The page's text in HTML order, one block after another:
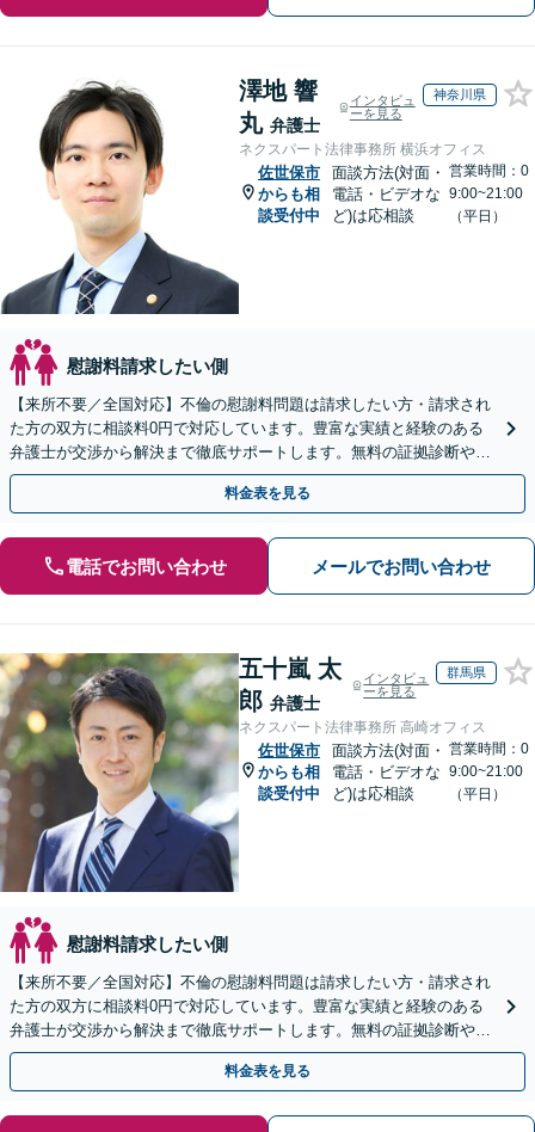
澤地 響
丸 弁護士
インタビュ
ーを見る
神奈川県
ネクスパート法律事務所 横浜オフィス
佐世保市
からも相
談受付中
面談方法(対面・
電話・ビデオな
ど)は応相談
営業時間：0
9:00~21:00
（平日）
慰謝料請求したい側
【来所不要／全国対応】不倫の慰謝料問題は請求したい方・請求され
た方の双方に相談料0円で対応しています。豊富な実績と経験のある
弁護士が交渉から解決まで徹底サポートします。無料の証拠診断や着
手金の返還保証もありますので安心してご相談ください。
料金表を見る
電話でお問い合わせ メールでお問い合わせ
五十嵐 太
郎 弁護士
インタビュ
ーを見る
群馬県
ネクスパート法律事務所 高崎オフィス
佐世保市
からも相
談受付中
面談方法(対面・
電話・ビデオな
ど)は応相談
営業時間：0
9:00~21:00
（平日）
慰謝料請求したい側
【来所不要／全国対応】不倫の慰謝料問題は請求したい方・請求され
た方の双方に相談料0円で対応しています。豊富な実績と経験のある
弁護士が交渉から解決まで徹底サポートします。無料の証拠診断や着
手金の返還保証もありますので安心してご相談ください。
料金表を見る